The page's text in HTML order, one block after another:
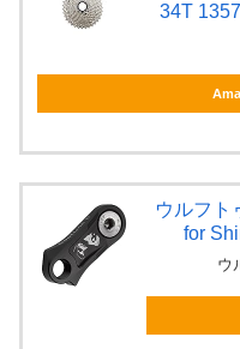
34T
ウルフト
for
ウ